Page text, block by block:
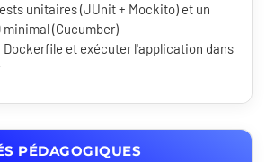
unitaires (JUnit + Mockito) et un
minimal (Cucumber)
Dockerfile et exécuter l'application dans
PÉDAGOGIQUES